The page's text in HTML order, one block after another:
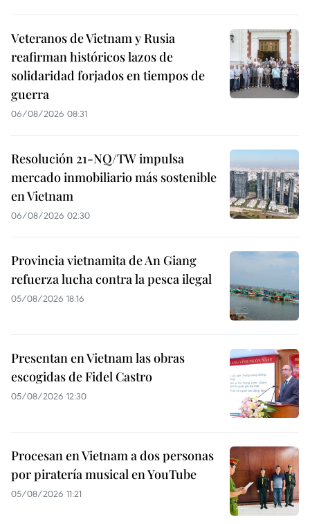
Veteranos de Vietnam y Rusia
reafirman históricos lazos de
solidaridad forjados en tiempos de
guerra
06/08/2026 08:31
Resolución 21-NQ/TW impulsa
mercado inmobiliario más sostenible
en Vietnam
06/08/2026 02:30
Provincia vietnamita de An Giang
refuerza lucha contra la pesca ilegal
05/08/2026 18:16
Presentan en Vietnam las obras
escogidas de Fidel Castro
05/08/2026 12:30
Procesan en Vietnam a dos personas
por piratería musical en YouTube
05/08/2026 11:21